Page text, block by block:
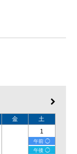
金
土
1
午前 ◯
午後 ◯